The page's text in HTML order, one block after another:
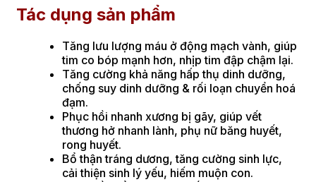
Tác dụng sản phẩm
Tăng lưu lượng máu ở động mạch vành, giúp
tim co bóp mạnh hơn, nhịp tim đập chậm lại.
Tăng cường khả năng hấp thụ dinh dưỡng,
chống suy dinh dưỡng & rối loạn chuyển hoá
đạm.
Phục hồi nhanh xương bị gãy, giúp vết
thương hở nhanh lành, phụ nữ băng huyết,
rong huyết.
Bổ thận tráng dương, tăng cường sinh lực,
cải thiện sinh lý yếu, hiếm muộn con.